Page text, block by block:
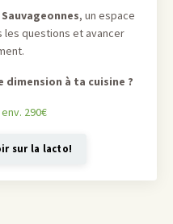
, un espace
les questions et avancer
dimension à ta cuisine ?
290€
sur la lacto!